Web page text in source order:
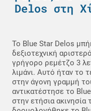
Delos στη
Το Blue Star Delos
δεξιοτεχνική
γρήγορο ρεμέτζο 3
λιμάνι. Αυτό ήταν το
στην άγονη γραμμή
αντικατέστησε το
στην ετήσια